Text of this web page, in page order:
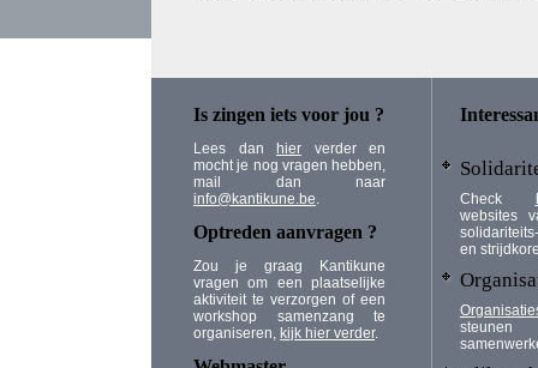
Is zingen iets voor jou ?
Lees dan hier verder en
mocht je nog vragen hebben,
mail dan naar
info@kantikune.be.
Optreden aanvragen ?
Zou je graag Kantikune
vragen om een plaatselijke
aktiviteit te verzorgen of een
workshop samenzang te
organiseren, kijk hier verder.
Check
websites
en